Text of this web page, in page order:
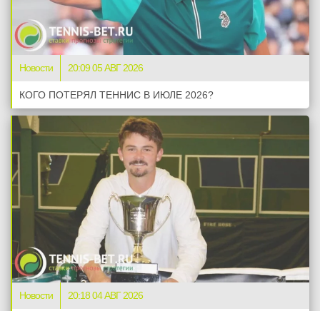
Новости 20:09 05 АВГ 2026
КОГО ПОТЕРЯЛ ТЕННИС В ИЮЛЕ 2026?
Новости 20:18 04 АВГ 2026